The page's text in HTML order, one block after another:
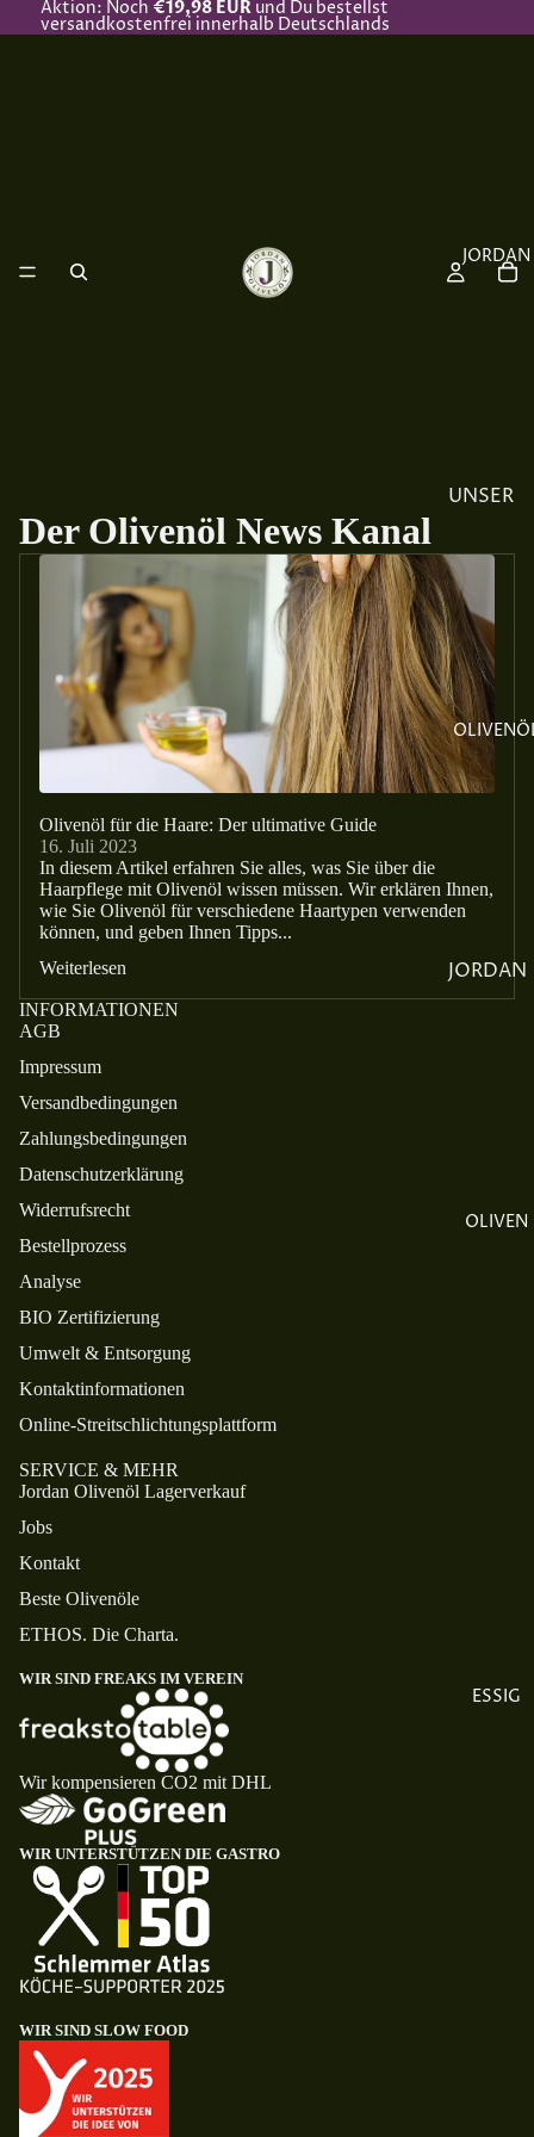
Aktion: Noch €19,98 EUR und Du bestellst
versandkostenfrei innerhalb Deutschlands
JORDAN
UNSER
LESBOS
DIE
AINE
DIE
REGION
DER
JORDAN
HNUNGE
N
DIE
JORDAN
OLIVEN
ESSIG
Der Olivenöl News Kanal
Olivenöl für die Haare: Der ultimative Guide
16. Juli 2023
In diesem Artikel erfahren Sie alles, was Sie über die
Haarpflege mit Olivenöl wissen müssen. Wir erklären Ihnen,
wie Sie Olivenöl für verschiedene Haartypen verwenden
können, und geben Ihnen Tipps...
Weiterlesen
INFORMATIONEN
AGB
Impressum
Versandbedingungen
Zahlungsbedingungen
Datenschutzerklärung
Widerrufsrecht
Bestellprozess
Analyse
BIO Zertifizierung
Umwelt & Entsorgung
Kontaktinformationen
Online-Streitschlichtungsplattform
SERVICE & MEHR
Jordan Olivenöl Lagerverkauf
Jobs
Kontakt
Beste Olivenöle
ETHOS. Die Charta.
WIR SIND FREAKS IM VEREIN
Wir kompensieren CO2 mit DHL
WIR UNTERSTÜTZEN DIE GASTRO
WIR SIND SLOW FOOD